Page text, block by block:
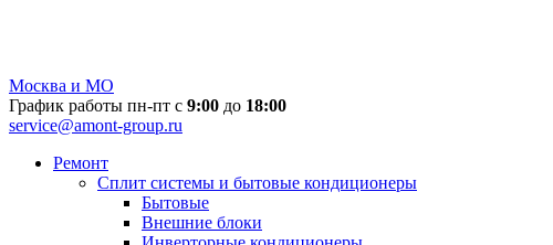
Москва и МО
График работы пн-пт с 9:00 до 18:00
service@amont-group.ru
Ремонт
Сплит системы и бытовые кондиционеры
Бытовые
Внешние блоки